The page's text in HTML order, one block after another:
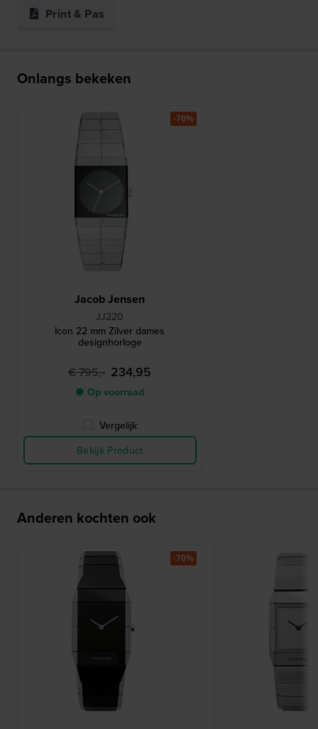
Print & Pas
Onlangs bekeken
Jacob Jensen
JJ220
Icon 22 mm Zilver dames
designhorloge
€ 795,- 234,95
● Op voorraad
Vergelijk
Bekijk Product
-70%
Anderen kochten ook
-70%